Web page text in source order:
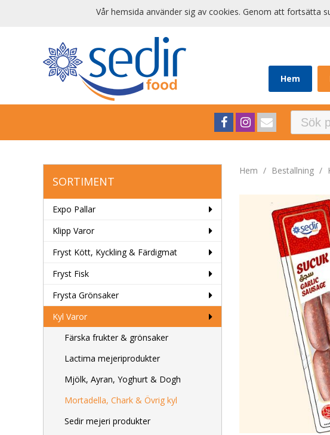
Hem
SORTIMENT
Expo Pallar
Klipp Varor
Fryst Kött, Kyckling & Färdigmat
Fryst Fisk
Frysta Grönsaker
Kyl Varor
Färska frukter & grönsaker
Lactima mejeriprodukter
Mjölk, Ayran, Yoghurt & Dogh
Mortadella, Chark & Övrig kyl
Sedir mejeri produkter
Hem / Bestallning /
Vår hemsida använder sig av cookies. Genom att fortsätta